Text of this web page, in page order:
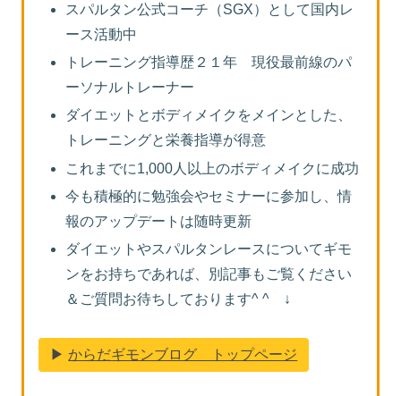
スパルタン公式コーチ（SGX）として国内レ
ース活動中
トレーニング指導歴２１年 現役最前線のパ
ーソナルトレーナー
ダイエットとボディメイクをメインとした、
トレーニングと栄養指導が得意
これまでに1,000人以上のボディメイクに成功
今も積極的に勉強会やセミナーに参加し、情
報のアップデートは随時更新
ダイエットやスパルタンレースについてギモ
ンをお持ちであれば、別記事もご覧ください
＆ご質問お待ちしております^ ^ ↓
▶︎からだギモンブログ トップページ